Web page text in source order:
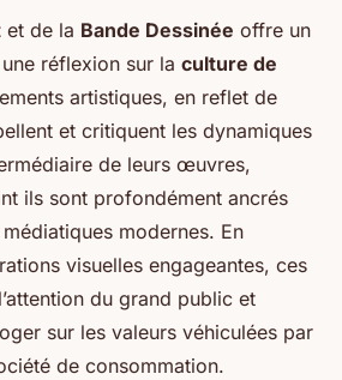
et de la Bande Dessinée offre un
réflexion sur la culture de
artistiques, en reflet de
et critiquent les dynamiques
de leurs œuvres,
ils sont profondément ancrés
modernes. En
visuelles engageantes, ces
du grand public et
sur les valeurs véhiculées par
de consommation.